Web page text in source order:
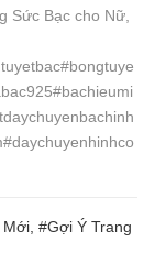
Sức Bạc cho Nữ,
#Gợi Ý Trang